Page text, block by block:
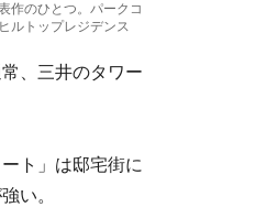
作のひとつ。パークコ
ルトップレジデンス
、三井のタワー
ト」は邸宅街に
い。